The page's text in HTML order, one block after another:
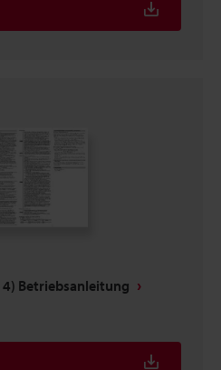
4) Betriebsanleitung